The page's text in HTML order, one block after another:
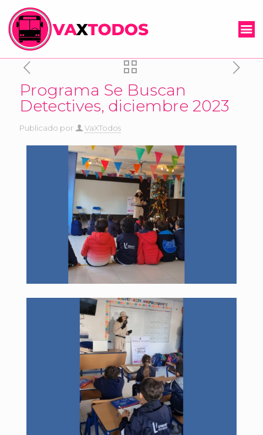
Programa Se Buscan
Detectives, diciembre 2023
Publicado por VaXTodos